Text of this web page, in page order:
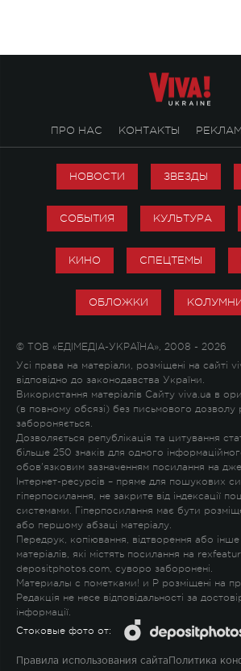
ПРО НАС КОНТАКТЫ
НОВОСТИ ЗВЕЗДЫ
СОБЫТИЯ КУЛЬТУРА
КИНО СПЕЦТЕМЫ
ОБЛОЖКИ
© ТОВ «ЕДІМЕДІА-УКРАЇНА», 2008 - 2026
Усі права на матеріали, розміщені на сайті
відповідно до законодавства України.
Використання матеріалів Сайту viva.ua в
(в повному обсязі) без письмового дозволу
забороняється.
Дозволяється републікація та цитування
більше 250 знаків для одного
обов'язковим зазначенням посилання на
Інтернет-ресурсів – пряме для пошукових
гіперпосилання, не закрите від індексації
системами. Гіперпосилання має бути
або першому абзаці матеріалу.
Передрук, копіювання, відтворення або
матеріалів, які містять посилання на
depositphotos.com, суворо заборонені.
Материалы с пометками! и P розміщені на
Редакція не несе відповідальності за
інформації.
Стоковые фото от:
Правила использования сайта Политика